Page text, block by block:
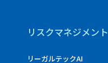
リスクマネジメント
リーガルテックAI